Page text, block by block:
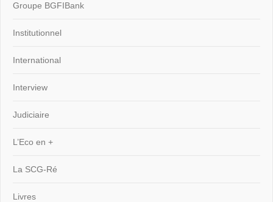
Groupe BGFIBank
Institutionnel
International
Interview
Judiciaire
L’Eco en +
La SCG-Ré
Livres